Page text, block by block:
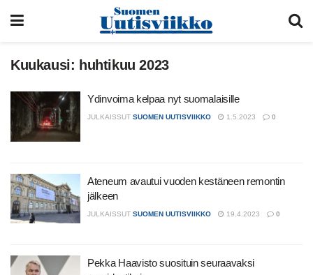
Kuukausi: huhtikuu 2023
Ydinvoima kelpaa nyt suomalaisille
JULKAISSUT SUOMEN UUTISVIIKKO 1.5.2023 0
Ateneum avautui vuoden kestäneen remontin
jälkeen
JULKAISSUT SUOMEN UUTISVIIKKO 19.4.2023 0
Pekka Haavisto suosituin seuraavaksi